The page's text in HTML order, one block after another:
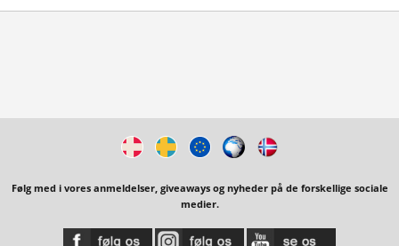
Følg med i vores anmeldelser, giveaways og nyheder på de forskellige sociale
medier.